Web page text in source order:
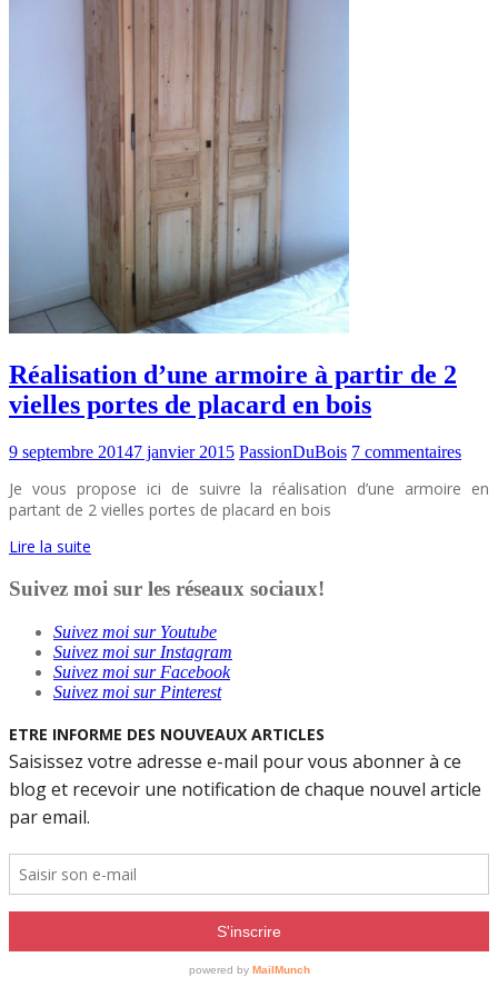
Réalisation d’une armoire à partir de 2
vielles portes de placard en bois
9 septembre 20147 janvier 2015 PassionDuBois 7 commentaires
Je vous propose ici de suivre la réalisation d’une armoire en
partant de 2 vielles portes de placard en bois
Lire la suite
Suivez moi sur les réseaux sociaux!
Suivez moi sur Youtube
Suivez moi sur Instagram
Suivez moi sur Facebook
Suivez moi sur Pinterest